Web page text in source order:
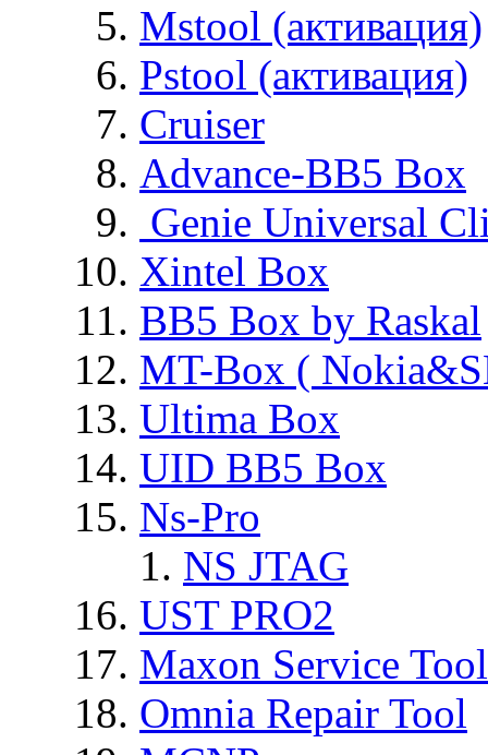
Mstool (активация)
Pstool (активация)
Cruiser
Advance-BB5 Box
Genie Universal
Xintel Box
BB5 Box by Raskal
MT-Box (
Ultima Box
UID BB5 Box
Ns-Pro
NS JTAG
UST PRO2
Maxon Service
Omnia Repair Tool